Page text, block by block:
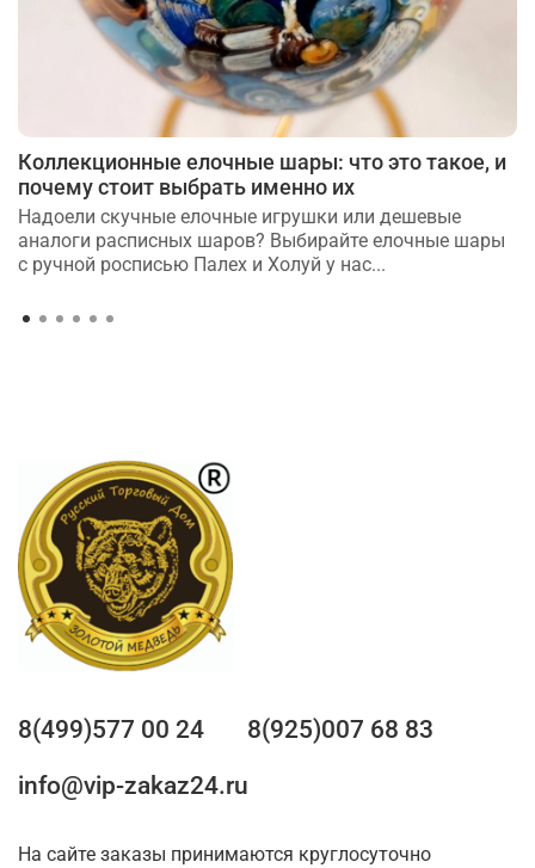
Коллекционные елочные шары: что это такое, и
почему стоит выбрать именно их
Надоели скучные елочные игрушки или дешевые
аналоги расписных шаров? Выбирайте елочные шары
с ручной росписью Палех и Холуй у нас...
8(499)577 00 24
8(925)007 68 83
info@vip-zakaz24.ru
На сайте заказы принимаются круглосуточно